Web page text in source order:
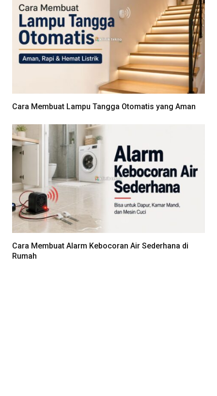
Cara Membuat Lampu Tangga Otomatis yang Aman
Cara Membuat Alarm Kebocoran Air Sederhana di
Rumah